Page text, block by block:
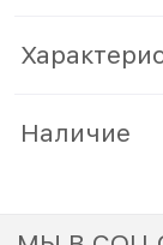
Наличие